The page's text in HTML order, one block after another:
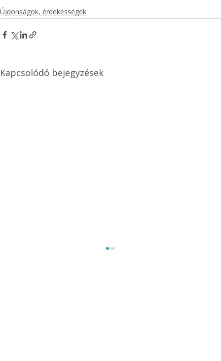
Újdonságok, érdekességek
Kapcsolódó bejegyzések